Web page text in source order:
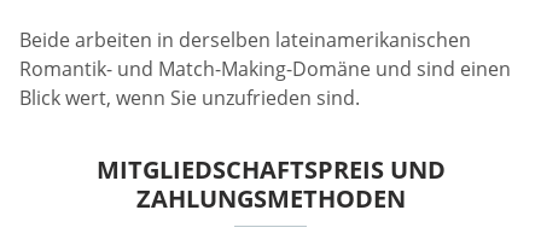
Beide arbeiten in derselben lateinamerikanischen
Romantik- und Match-Making-Domäne und sind einen
Blick wert, wenn Sie unzufrieden sind.
MITGLIEDSCHAFTSPREIS UND
ZAHLUNGSMETHODEN